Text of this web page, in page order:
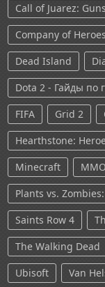
Call of Juarez:
Company of
Dead Island
Dota 2 - Гайды по
FIFA
Grid 2
Hearthstone:
Minecraft
Plants vs.
Saints Row 4
The Walking Dead
Ubisoft
Van